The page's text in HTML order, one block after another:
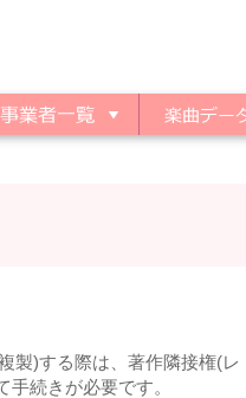
製)する際は、著作隣接権(レ
続きが必要です。